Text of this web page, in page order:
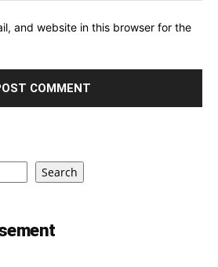
and website in this browser for the
Search